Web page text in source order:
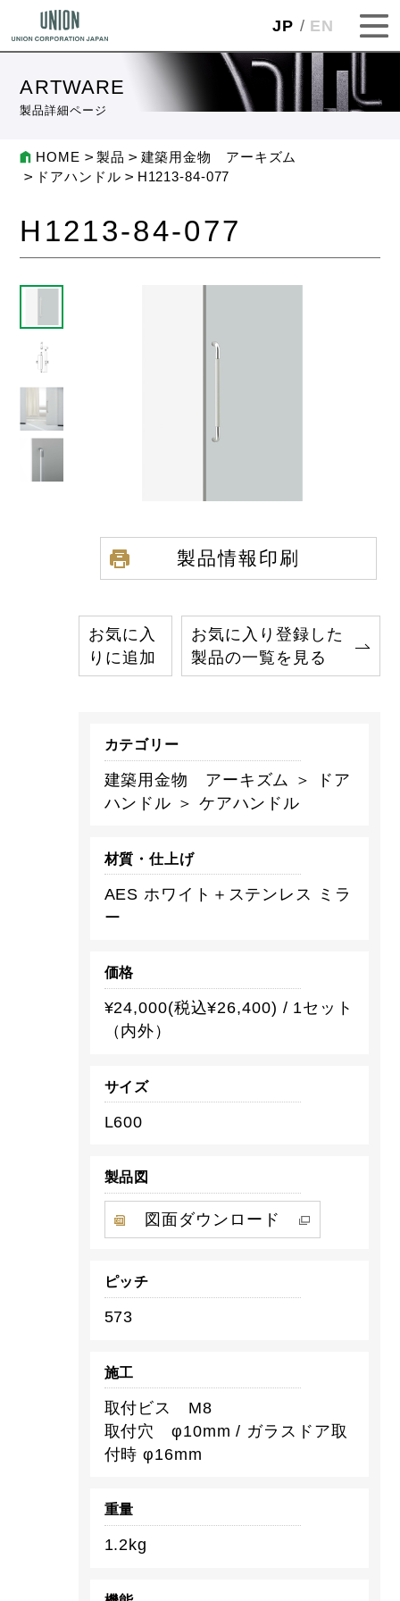
JP EN
ARTWARE
製品詳細ページ
HOME 製品
建築用金物 アーキズム
ドアハンドル
H1213-84-077
H1213-84-077
製品情報印刷
お気に入
りに追加
お気に入り登録した
製品の一覧を見る
カテゴリー
建築用金物 アーキズム ＞ ドア
ハンドル ＞ ケアハンドル
材質・仕上げ
AES ホワイト＋ステンレス ミラ
ー
価格
¥24,000(税込¥26,400) / 1セット
（内外）
サイズ
L600
製品図
図面ダウンロード
ピッチ
573
施工
取付ビス M8
取付穴 φ10mm / ガラスドア取
付時 φ16mm
重量
1.2kg